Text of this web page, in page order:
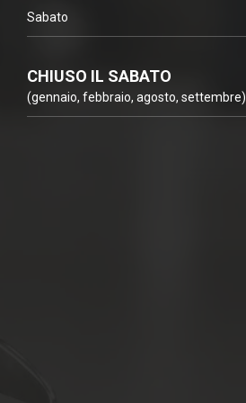
Sabato
CHIUSO IL SABATO
(gennaio, febbraio, agosto, settembre)